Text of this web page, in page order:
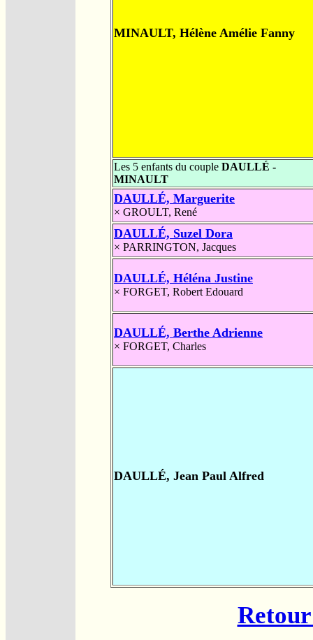
MINAULT, Hélène Amélie Fanny
Les 5 enfants du couple DAULLÉ -
MINAULT
DAULLÉ, Marguerite
× GROULT, René
DAULLÉ, Suzel Dora
× PARRINGTON, Jacques
DAULLÉ, Héléna Justine
× FORGET, Robert Edouard
DAULLÉ, Berthe Adrienne
× FORGET, Charles
DAULLÉ, Jean Paul Alfred